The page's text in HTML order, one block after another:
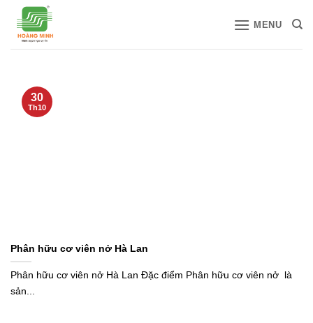
qua
MENU
Phân hữu cơ viên nở Hà Lan
Phân hữu cơ viên nở Hà Lan Đặc điểm Phân hữu cơ viên nở là
sản...
30
Th10